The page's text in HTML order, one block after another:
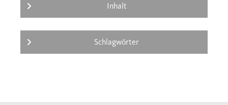
Inhalt
Schlagwörter